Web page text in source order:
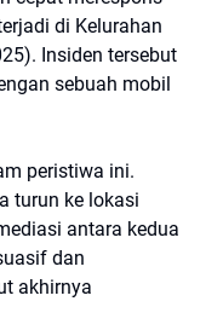
di Kelurahan
Insiden tersebut
sebuah mobil
peristiwa ini.
turun ke lokasi
antara kedua
dan
akhirnya